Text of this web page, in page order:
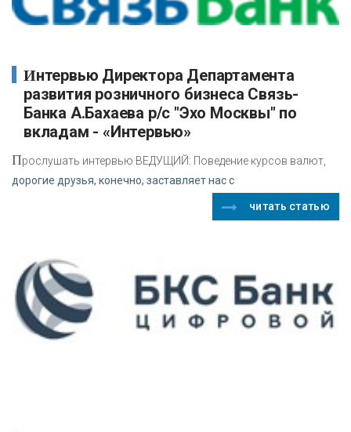
Интервью Директора Департамента
развития розничного бизнеса Связь-
Банка А.Бахаева р/с "Эхо Москвы" по
вкладам - «Интервью»
Прослушать интервью ВЕДУЩИЙ: Поведение курсов валют,
дорогие друзья, конечно, заставляет нас с
читать статью